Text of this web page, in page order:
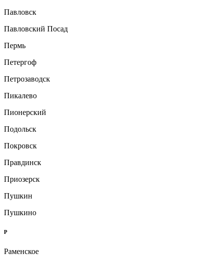
Павловск
Павловский Посад
Пермь
Петергоф
Петрозаводск
Пикалево
Пионерский
Подольск
Покровск
Правдинск
Приозерск
Пушкин
Пушкино
Р
Раменское